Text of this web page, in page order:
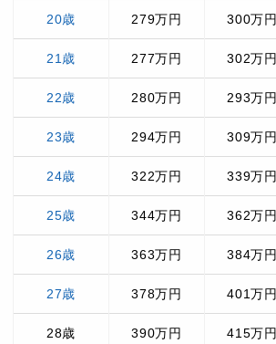
20歳 279万円 300万円
21歳 277万円 302万円
22歳 280万円 293万円
23歳 294万円 309万円
24歳 322万円 339万円
25歳 344万円 362万円
26歳 363万円 384万円
27歳 378万円 401万円
28歳 390万円 415万円